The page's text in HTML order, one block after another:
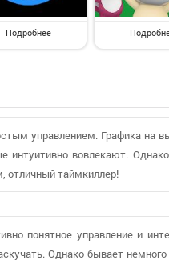
Подробнее
управлением. Графика на
интуитивно вовлекают.
отличный таймкиллер!
понятное управление и
Однако бывает